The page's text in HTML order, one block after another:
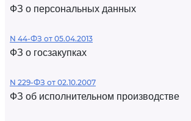
ФЗ о персональных данных
N 44-ФЗ от 05.04.2013
ФЗ о госзакупках
N 229-ФЗ от 02.10.2007
ФЗ об исполнительном производстве